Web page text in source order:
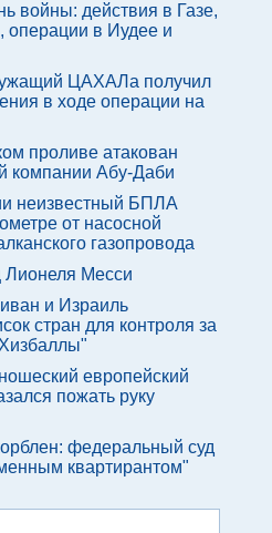
войны: действия в Газе,
операции в Иудее и
ЦАХАЛа получил
в ходе операции на
проливе атакован
компании Абу-Даби
неизвестный БПЛА
от насосной
газопровода
Лионеля Месси
и Израиль
стран для контроля за
европейский
пожать руку
федеральный суд
квартирантом"